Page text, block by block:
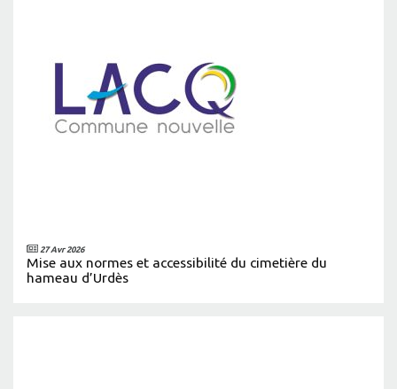
27 Avr 2026
Mise aux normes et accessibilité du cimetière du
hameau d’Urdès